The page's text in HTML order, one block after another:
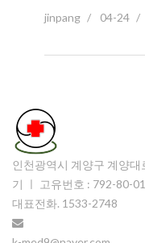
jinpang 04-24
인천광역시 계양구 계양
기 ㅣ 고유번호 : 792-80-
대표전화. 1533-2748